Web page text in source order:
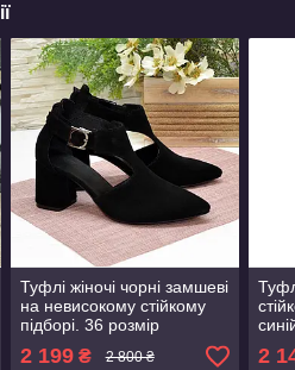
Туфлі жіночі чорні замшеві
на невисокому стійкому
підборі. 36 розмір
2 199₴ 2 800 ₴ 2